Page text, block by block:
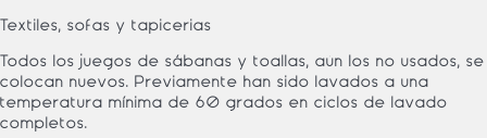
Textiles, sofas y tapicerias
Todos los juegos de sábanas y toallas, aún los no usados, se
colocan nuevos. Previamente han sido lavados a una
temperatura mínima de 60 grados en ciclos de lavado
completos.